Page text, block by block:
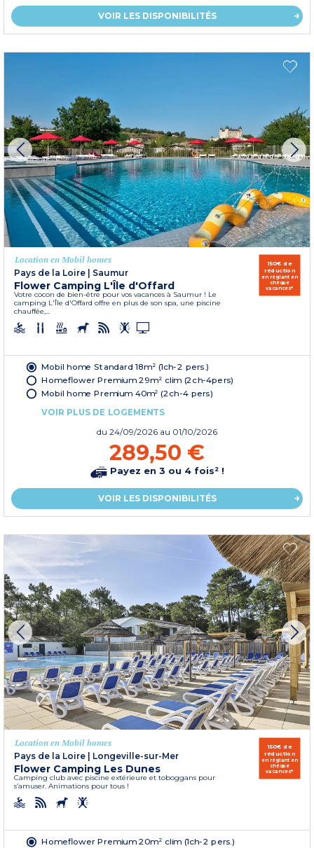
VOIR LES DISPONIBILITÉS
Location en Mobil homes
Pays de la Loire
Saumur
Flower Camping L'Île d'Offard
Votre cocon de bien-être pour vos vacances à Saumur ! Le
camping L'Île d'Offard offre en plus de son spa, une piscine
chauffée,...
150€ de
réduction
en réglant en
chèque
vacances*
Mobil home Standard 18m² (1ch-2 pers.)
Homeflower Premium 29m² clim (2ch-4pers)
Mobil home Premium 40m² (2ch-4 pers)
VOIR PLUS DE LOGEMENTS
du 24/09/2026 au 01/10/2026
289,50 €
Payez en 3 ou 4 fois² !
VOIR LES DISPONIBILITÉS
Location en Mobil homes
Pays de la Loire | Longeville-sur-Mer
Flower Camping Les Dunes
Camping club avec piscine extérieure et toboggans pour
s’amuser. Animations pour tous !
150€ de
réduction
en réglant en
chèque
vacances*
Homeflower Premium 20m² clim (1ch-2 pers.)